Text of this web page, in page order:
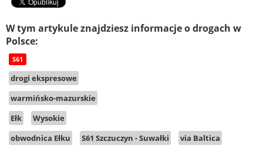
W tym artykule znajdziesz informacje o drogach w
Polsce:
S61
drogi ekspresowe
warmińsko-mazurskie
Ełk
Wysokie
obwodnica Ełku
S61 Szczuczyn - Suwałki via Baltica